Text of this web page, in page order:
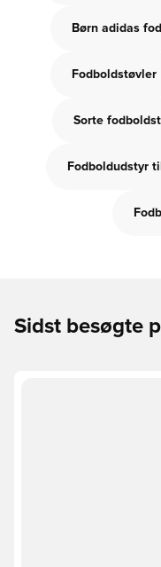
Børn adidas
Fodboldstøvler
Sorte
Fodboldudstyr
Sidst besøgte